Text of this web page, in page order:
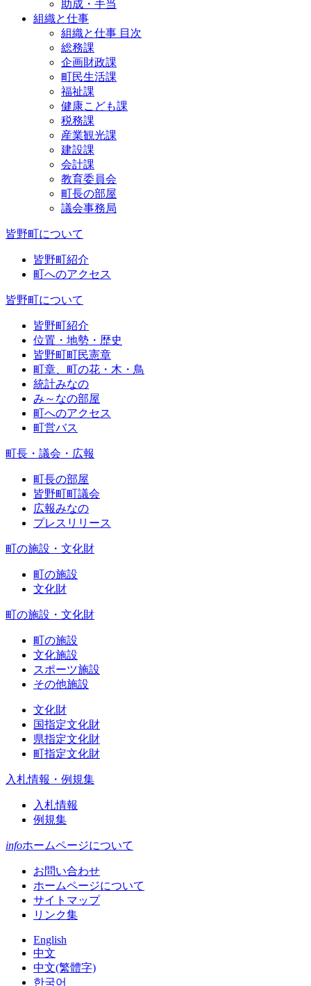
助成・手当
組織と仕事
組織と仕事 目次
総務課
企画財政課
町民生活課
福祉課
健康こども課
税務課
産業観光課
建設課
会計課
教育委員会
町長の部屋
議会事務局
皆野町について
皆野町紹介
町へのアクセス
皆野町について
皆野町紹介
位置・地勢・歴史
皆野町町民憲章
町章、町の花・木・鳥
統計みなの
み～なの部屋
町へのアクセス
町営バス
町長・議会・広報
町長の部屋
皆野町町議会
広報みなの
プレスリリース
町の施設・文化財
町の施設
文化財
町の施設・文化財
町の施設
文化施設
スポーツ施設
その他施設
文化財
国指定文化財
県指定文化財
町指定文化財
入札情報・例規集
入札情報
例規集
infoホームページについて
お問い合わせ
ホームページについて
サイトマップ
リンク集
English
中文
中文(繁體字)
한국어